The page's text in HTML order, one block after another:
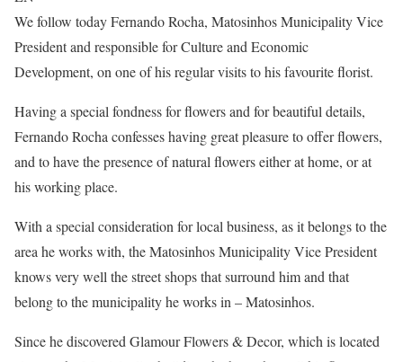
We follow today Fernando Rocha, Matosinhos Municipality Vice
President and responsible for Culture and Economic
Development, on one of his regular visits to his favourite florist.
Having a special fondness for flowers and for beautiful details,
Fernando Rocha confesses having great pleasure to offer flowers,
and to have the presence of natural flowers either at home, or at
his working place.
With a special consideration for local business, as it belongs to the
area he works with, the Matosinhos Municipality Vice President
knows very well the street shops that surround him and that
belong to the municipality he works in – Matosinhos.
Since he discoveredGlamour Flowers & Decor, which is located